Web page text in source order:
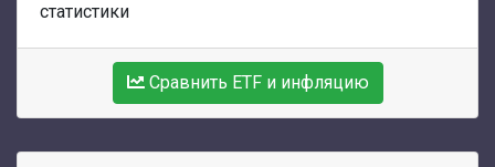
статистики
Сравнить ETF и инфляцию